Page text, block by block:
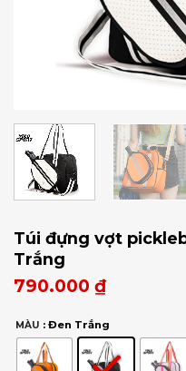
Túi đựng vợt
Trắng
790.000 ₫
MÀU : Đen Trắng